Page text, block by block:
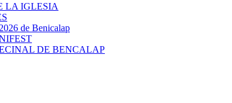
LA IGLESIA
de Benicalap
DE BENCALAP